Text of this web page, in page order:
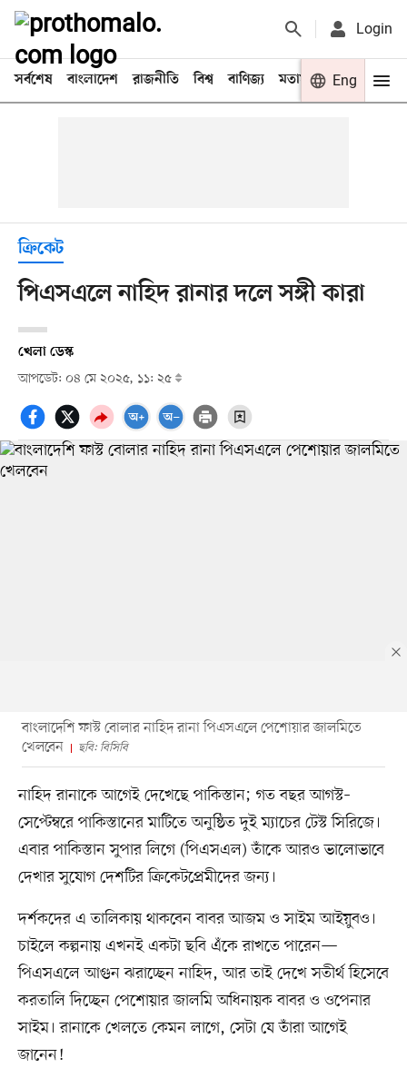
Login
সর্বশেষ বাংলাদেশ রাজনীতি বিশ্ব বাণিজ্য মতামত খেলা
Eng
ক্রিকেট
পিএসএলে নাহিদ রানার দলে সঙ্গী কারা
খেলা ডেস্ক
আপডেট: ০৪ মে ২০২৫, ১১: ২৫
বাংলাদেশি ফাস্ট বোলার নাহিদ রানা পিএসএলে পেশোয়ার জালমিতে
খেলবেন
ছবি: বিসিবি
নাহিদ রানাকে আগেই দেখেছে পাকিস্তান; গত বছর আগস্ট–
সেপ্টেম্বরে পাকিস্তানের মাটিতে অনুষ্ঠিত দুই ম্যাচের টেস্ট সিরিজে।
এবার পাকিস্তান সুপার লিগে (পিএসএল) তাঁকে আরও ভালোভাবে
দেখার সুযোগ দেশটির ক্রিকেটপ্রেমীদের জন্য।
দর্শকদের এ তালিকায় থাকবেন বাবর আজম ও সাইম আইয়ুবও।
চাইলে কল্পনায় এখনই একটা ছবি এঁকে রাখতে পারেন—
পিএসএলে আগুন ঝরাচ্ছেন নাহিদ, আর তাই দেখে সতীর্থ হিসেবে
করতালি দিচ্ছেন পেশোয়ার জালমি অধিনায়ক বাবর ও ওপেনার
সাইম। রানাকে খেলতে কেমন লাগে, সেটা যে তাঁরা আগেই
জানেন!